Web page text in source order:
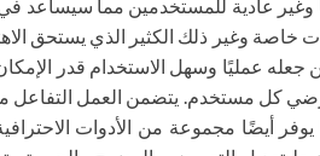
وغير عادية للمستخدمين مما سيساعد
خاصة وغير ذلك الكثير الذي يستحق
عمليًا وسهل الاستخدام قدر
كل مستخدم. يتضمن العمل التفاعل
أيضًا مجموعة من الأدوات